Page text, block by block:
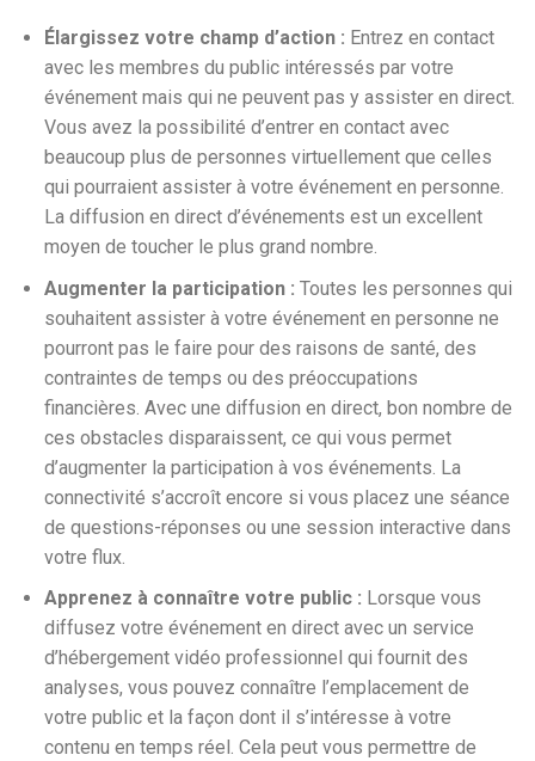
Élargissez votre champ d’action : Entrez en contact
avec les membres du public intéressés par votre
événement mais qui ne peuvent pas y assister en direct.
Vous avez la possibilité d’entrer en contact avec
beaucoup plus de personnes virtuellement que celles
qui pourraient assister à votre événement en personne.
La diffusion en direct d’événements est un excellent
moyen de toucher le plus grand nombre.
Augmenter la participation : Toutes les personnes qui
souhaitent assister à votre événement en personne ne
pourront pas le faire pour des raisons de santé, des
contraintes de temps ou des préoccupations
financières. Avec une diffusion en direct, bon nombre de
ces obstacles disparaissent, ce qui vous permet
d’augmenter la participation à vos événements. La
connectivité s’accroît encore si vous placez une séance
de questions-réponses ou une session interactive dans
votre flux.
Apprenez à connaître votre public : Lorsque vous
diffusez votre événement en direct avec un service
d’hébergement vidéo professionnel qui fournit des
analyses, vous pouvez connaître l’emplacement de
votre public et la façon dont il s’intéresse à votre
contenu en temps réel. Cela peut vous permettre de